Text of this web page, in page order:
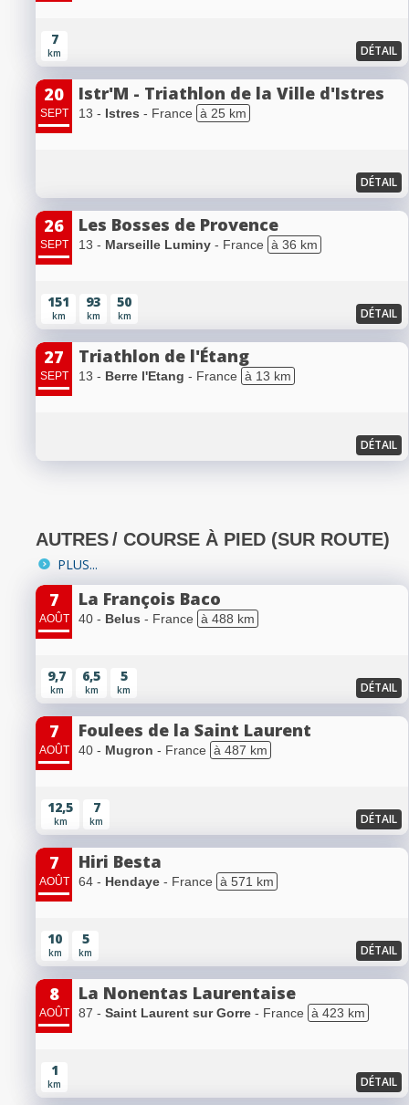
7
km DÉTAIL
20
SEPT
Istr'M - Triathlon de la Ville d'Istres
13 - Istres - France à 25 km
DÉTAIL
26
SEPT
Les Bosses de Provence
13 - Marseille Luminy - France à 36 km
151
km
93
km
50
km DÉTAIL
27
SEPT
Triathlon de l'Étang
13 - Berre l'Etang - France à 13 km
DÉTAIL
AUTRES/ COURSE À PIED (SUR ROUTE)
PLUS...
7
AOÛT
La François Baco
40 - Belus - France à 488 km
9,7
km
6,5
km
5
km DÉTAIL
7
AOÛT
Foulees de la Saint Laurent
40 - Mugron - France à 487 km
12,5
km
7
km DÉTAIL
7
AOÛT
Hiri Besta
64 - Hendaye - France à 571 km
10
km
5
km DÉTAIL
8
AOÛT
La Nonentas Laurentaise
87 - Saint Laurent sur Gorre - France à 423 km
1
km DÉTAIL